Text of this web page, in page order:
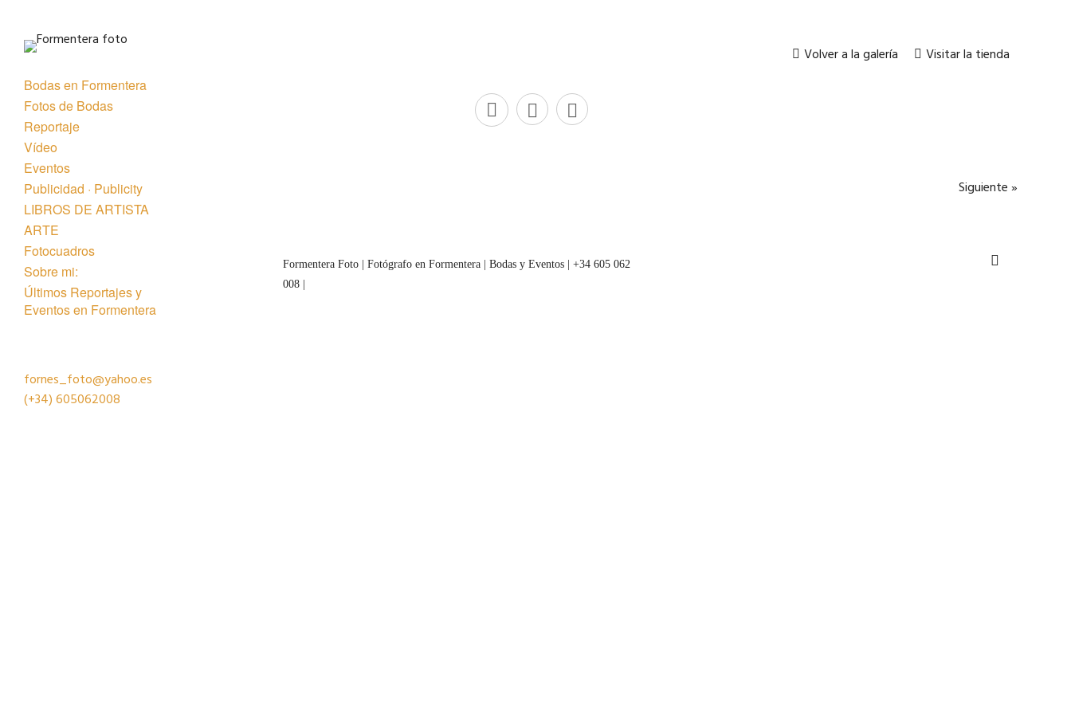
Bodas en Formentera
Fotos de Bodas
Reportaje
Vídeo
Eventos
Publicidad · Publicity
LIBROS DE ARTISTA
ARTE
Fotocuadros
Sobre mi:
Últimos Reportajes y
Eventos en Formentera
fornes_foto@yahoo.es
(+34)605062008
Volver a la galería Visitar la tienda
« Anterior Siguiente »
Formentera Foto | Fotógrafo en Formentera | Bodas y Eventos | +34 605 062
008 |